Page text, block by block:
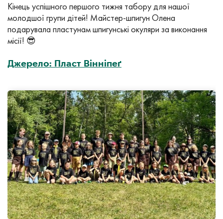
Кінець успішного першого тижня табору для нашої
молодшої групи дітей! Майстер-шпигун Олена
подарувала пластунам шпигунські окуляри за виконання
місії! 😎
Джерело: Пласт Вінніпеґ